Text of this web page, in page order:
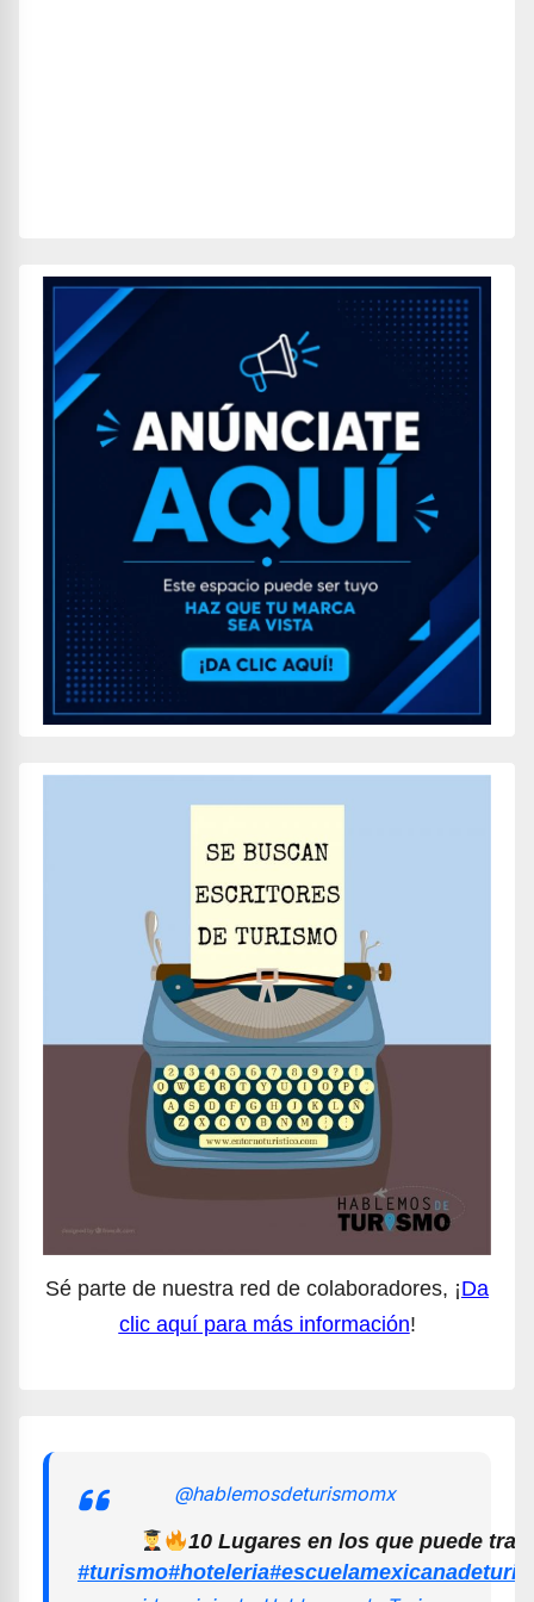
Sé parte de nuestra red de colaboradores, ¡Da
clic aquí para más información!
@hablemosdeturismomx
10 Lugares en los que puede
#turismo#hoteleria